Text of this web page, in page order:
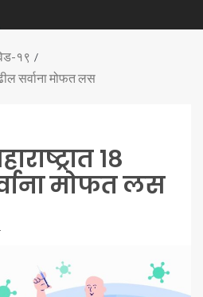
१९
सर्वाना मोफत लस
१८
मोफत लस